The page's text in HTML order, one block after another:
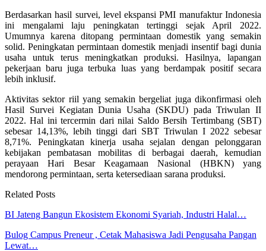
Berdasarkan hasil survei, level ekspansi PMI manufaktur Indonesia
ini mengalami laju peningkatan tertinggi sejak April 2022.
Umumnya karena ditopang permintaan domestik yang semakin
solid. Peningkatan permintaan domestik menjadi insentif bagi dunia
usaha untuk terus meningkatkan produksi. Hasilnya, lapangan
pekerjaan baru juga terbuka luas yang berdampak positif secara
lebih inklusif.
Aktivitas sektor riil yang semakin bergeliat juga dikonfirmasi oleh
Hasil Survei Kegiatan Dunia Usaha (SKDU) pada Triwulan II
2022. Hal ini tercermin dari nilai Saldo Bersih Tertimbang (SBT)
sebesar 14,13%, lebih tinggi dari SBT Triwulan I 2022 sebesar
8,71%. Peningkatan kinerja usaha sejalan dengan pelonggaran
kebijakan pembatasan mobilitas di berbagai daerah, kemudian
perayaan Hari Besar Keagamaan Nasional (HBKN) yang
mendorong permintaan, serta ketersediaan sarana produksi.
Related Posts
BI Jateng Bangun Ekosistem Ekonomi Syariah, Industri Halal…
Bulog Campus Preneur , Cetak Mahasiswa Jadi Pengusaha Pangan
Lewat…